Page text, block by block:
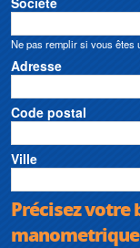
Ne pas remplir si vous êtes
Adresse
Code postal
Ville
Précisez votre
manometrique